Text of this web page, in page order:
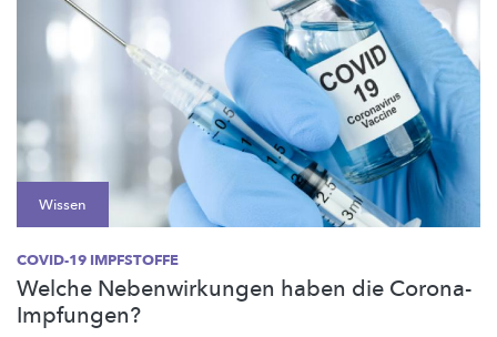
Wissen
COVID-19 IMPFSTOFFE
Welche Nebenwirkungen haben die Corona-
Impfungen?